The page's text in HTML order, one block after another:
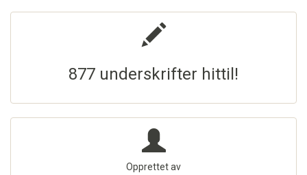
877 underskrifter hittil!
Opprettet av